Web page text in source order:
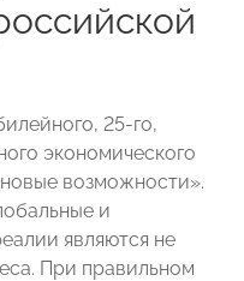
25-го,
экономического
новые возможности».
и
являются не
При правильном